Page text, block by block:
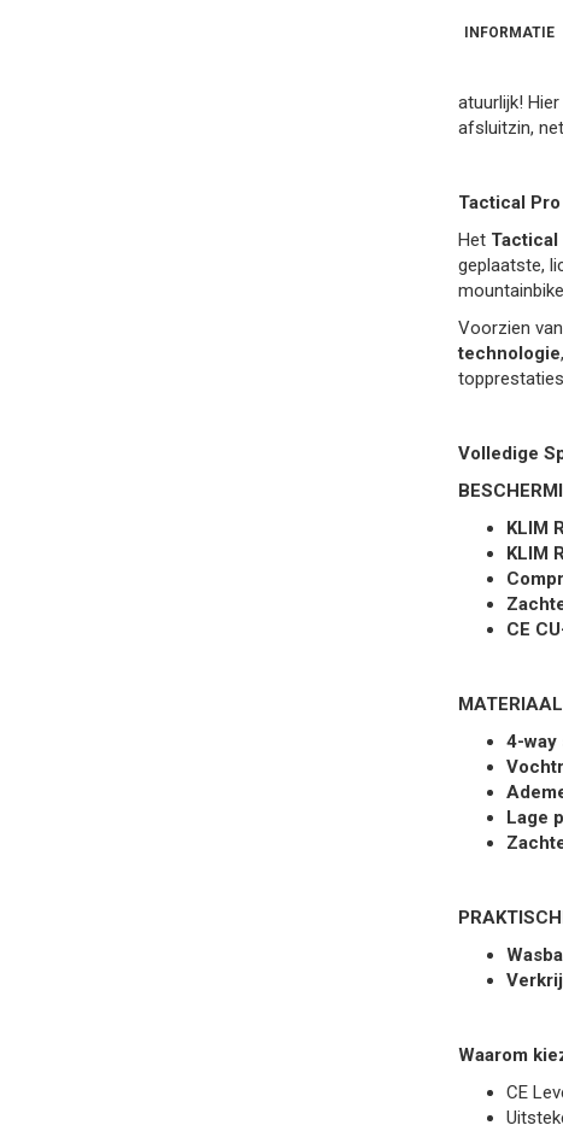
INFORMATIE
atuurlijk!
afsluitzin,
Tactical
Het
geplaatste,
Voorzien van
technologie
Volledige
KLIM
KLIM
CE
4-way
Lage
Waarom
CE